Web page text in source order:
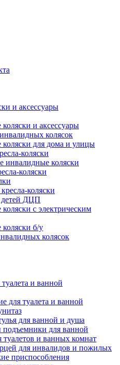
и аксессуары
и аксессуары
колясок
для дома и улицы
коляски
инвалидные коляски
коляски
коляски
детей ДЦП
с электрическим
б/у
колясок
и ванной
для туалета и ванной
для ванной и душа
подъемники для ванной
и ванных комнат
для инвалидов и пожилых
приспособления